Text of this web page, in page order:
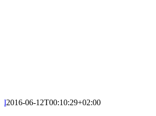
l2016-06-12T00:10:29+02:00